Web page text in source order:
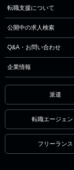
転職支援について
公開中の求人検索
Q&A・お問い合わせ
企業情報
派遣
転職エージェン
フリーランス